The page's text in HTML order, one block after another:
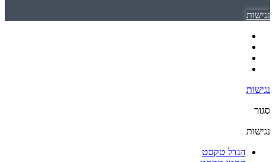
נגישות
נגישות
סגור
נגישות
הגדל טקסט